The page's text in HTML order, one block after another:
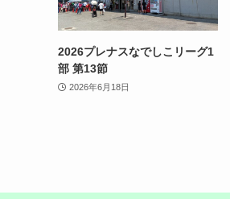
2026プレナスなでしこリーグ1
部 第13節
2026年6月18日